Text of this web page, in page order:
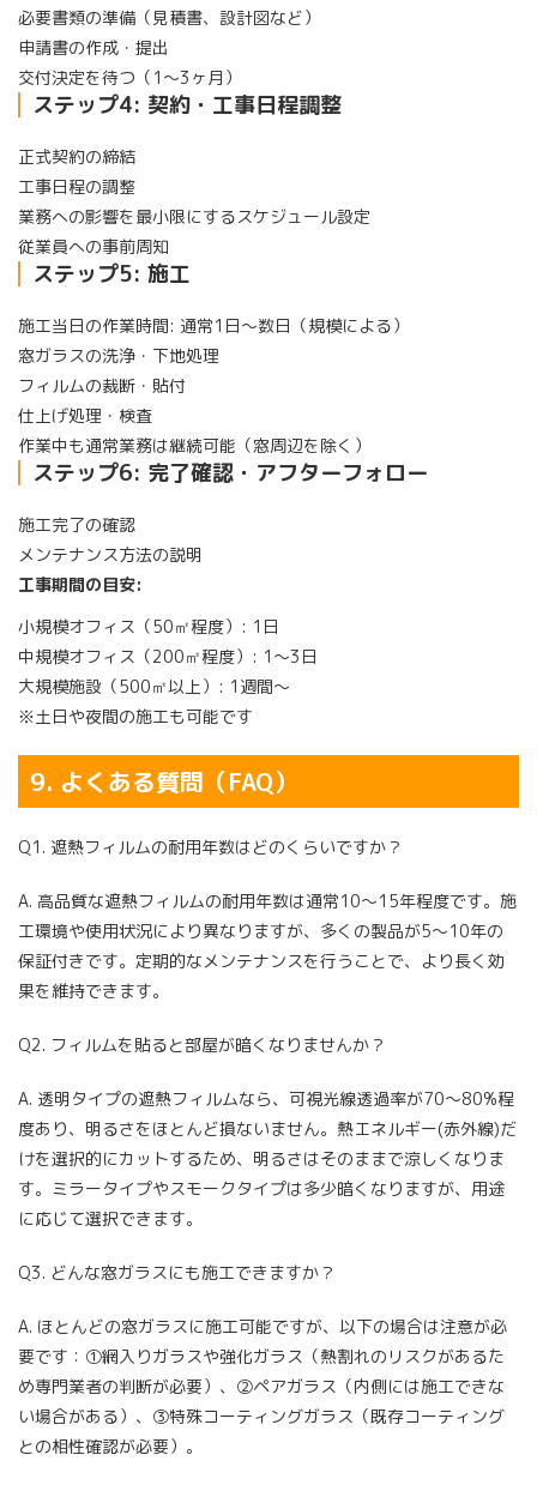
必要書類の準備（見積書、設計図など）
申請書の作成・提出
交付決定を待つ（1〜3ヶ月）
ステップ4: 契約・工事日程調整
正式契約の締結
工事日程の調整
業務への影響を最小限にするスケジュール設定
従業員への事前周知
ステップ5: 施工
施工当日の作業時間: 通常1日〜数日（規模による）
窓ガラスの洗浄・下地処理
フィルムの裁断・貼付
仕上げ処理・検査
作業中も通常業務は継続可能（窓周辺を除く）
ステップ6: 完了確認・アフターフォロー
施工完了の確認
メンテナンス方法の説明
工事期間の目安:
小規模オフィス（50㎡程度）: 1日
中規模オフィス（200㎡程度）: 1〜3日
大規模施設（500㎡以上）: 1週間〜
※土日や夜間の施工も可能です
9. よくある質問（FAQ）
Q1. 遮熱フィルムの耐用年数はどのくらいですか？
A. 高品質な遮熱フィルムの耐用年数は通常10〜15年程度です。施
工環境や使用状況により異なりますが、多くの製品が5〜10年の
保証付きです。定期的なメンテナンスを行うことで、より長く効
果を維持できます。
Q2. フィルムを貼ると部屋が暗くなりませんか？
A. 透明タイプの遮熱フィルムなら、可視光線透過率が70〜80%程
度あり、明るさをほとんど損ないません。熱エネルギー(赤外線)だ
けを選択的にカットするため、明るさはそのままで涼しくなりま
す。ミラータイプやスモークタイプは多少暗くなりますが、用途
に応じて選択できます。
Q3. どんな窓ガラスにも施工できますか？
A. ほとんどの窓ガラスに施工可能ですが、以下の場合は注意が必
要です：①網入りガラスや強化ガラス（熱割れのリスクがあるた
め専門業者の判断が必要）、②ペアガラス（内側には施工できな
い場合がある）、③特殊コーティングガラス（既存コーティング
との相性確認が必要）。